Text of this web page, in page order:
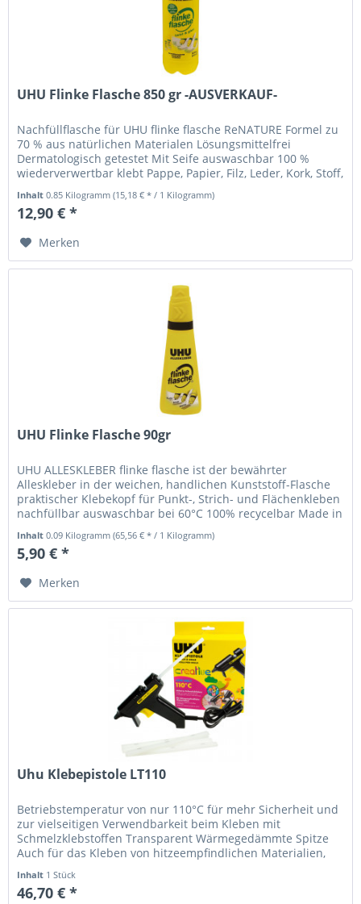
UHU Flinke Flasche 850 gr -AUSVERKAUF-
Nachfüllflasche für UHU flinke flasche ReNATURE Formel zu
70 % aus natürlichen Materialen Lösungsmittelfrei
Dermatologisch getestet Mit Seife auswaschbar 100 %
wiederverwertbar klebt Pappe, Papier, Filz, Leder, Kork, Stoff,
Inhalt0.85 Kilogramm(15,18 € * / 1 Kilogramm)
12,90 € *
Merken
UHU Flinke Flasche 90gr
UHU ALLESKLEBER flinke flasche ist der bewährter
Alleskleber in der weichen, handlichen Kunststoff-Flasche
praktischer Klebekopf für Punkt-, Strich- und Flächenkleben
nachfüllbar auswaschbar bei 60°C 100% recycelbar Made in
Inhalt0.09 Kilogramm(65,56 € * / 1 Kilogramm)
5,90 € *
Merken
Uhu Klebepistole LT110
Betriebstemperatur von nur 110°C für mehr Sicherheit und
zur vielseitigen Verwendbarkeit beim Kleben mit
Schmelzklebstoffen Transparent Wärmegedämmte Spitze
Auch für das Kleben von hitzeempfindlichen Materialien,
Inhalt 1 Stück
46,70 € *